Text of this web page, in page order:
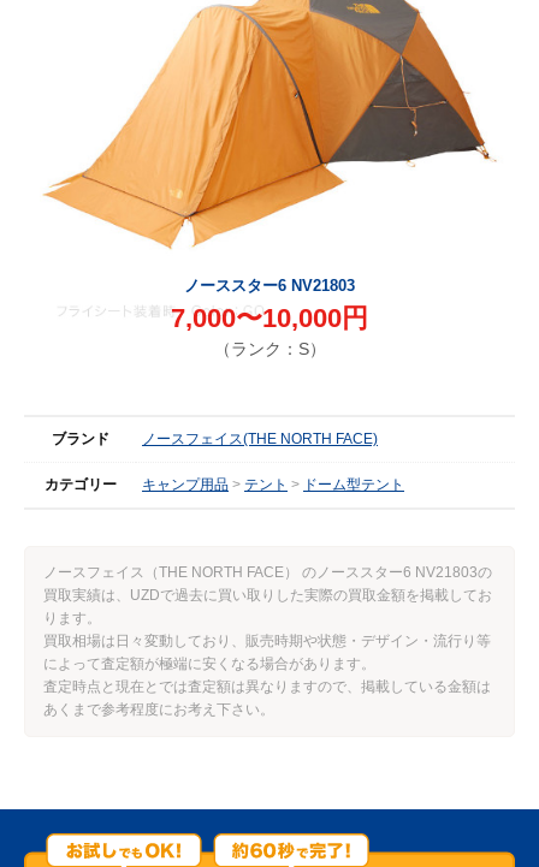
ノーススター6 NV21803
7,000〜10,000円
（ランク：S）
ブランド ノースフェイス(THE NORTH FACE)
カテゴリー キャンプ用品 テント ドーム型テント
ノースフェイス（THE NORTH FACE） のノーススター6 NV21803の
買取実績は、UZDで過去に買い取りした実際の買取金額を掲載してお
ります。
買取相場は日々変動しており、販売時期や状態・デザイン・流行り等
によって査定額が極端に安くなる場合があります。
査定時点と現在とでは査定額は異なりますので、掲載している金額は
あくまで参考程度にお考え下さい。